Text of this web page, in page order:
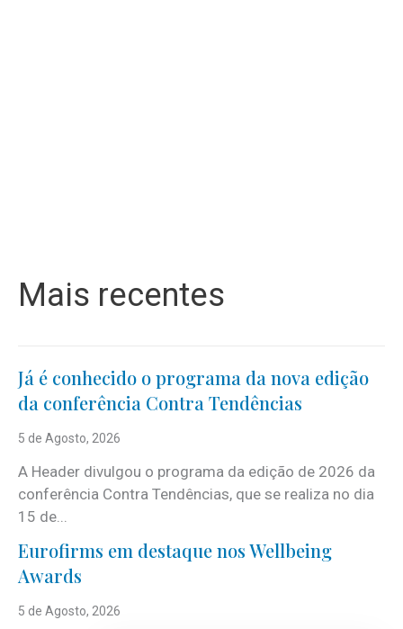
Mais recentes
Já é conhecido o programa da nova edição
da conferência Contra Tendências
5 de Agosto, 2026
A Header divulgou o programa da edição de 2026 da
conferência Contra Tendências, que se realiza no dia
15 de...
Eurofirms em destaque nos Wellbeing
Awards
5 de Agosto, 2026